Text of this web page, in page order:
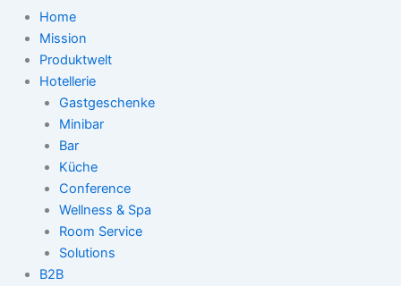
Home
Mission
Produktwelt
Hotellerie
Gastgeschenke
Minibar
Bar
Küche
Conference
Wellness & Spa
Room Service
Solutions
B2B